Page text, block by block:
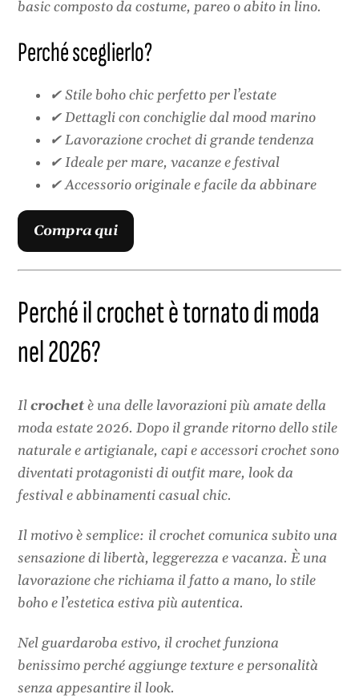
basic composto da costume, pareo o abito in lino.
Perché sceglierlo?
✔ Stile boho chic perfetto per l’estate
✔ Dettagli con conchiglie dal mood marino
✔ Lavorazione crochet di grande tendenza
✔ Ideale per mare, vacanze e festival
✔ Accessorio originale e facile da abbinare
Compra qui
Perché il crochet è tornato di moda
nel 2026?
Ilcrochetè una delle lavorazioni più amate della
moda estate 2026. Dopo il grande ritorno dello stile
naturale e artigianale, capi e accessori crochet sono
diventati protagonisti di outfit mare, look da
festival e abbinamenti casual chic.
Il motivo è semplice: il crochet comunica subito una
sensazione di libertà, leggerezza e vacanza. È una
lavorazione che richiama il fatto a mano, lo stile
boho e l’estetica estiva più autentica.
Nel guardaroba estivo, il crochet funziona
benissimo perché aggiunge texture e personalità
senza appesantire il look.